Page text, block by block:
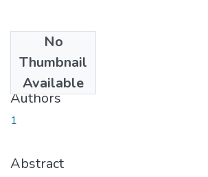
No
Thumbnail
Available
2008-03-31
Authors
1
Abstract